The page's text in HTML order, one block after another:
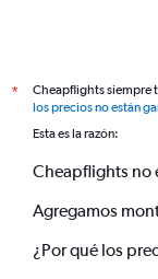
*
Cheapflights siempre
los precios no están
Esta es la razón:
Cheapflights no
Agregamos
¿Por qué los